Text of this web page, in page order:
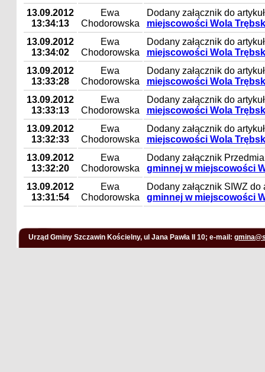
13.09.2012
13:34:13
Ewa
Chodorowska
Dodany załącznik do
miejscowości Wola
13.09.2012
13:34:02
Ewa
Chodorowska
Dodany załącznik do
miejscowości Wola
13.09.2012
13:33:28
Ewa
Chodorowska
Dodany załącznik do
miejscowości Wola
13.09.2012
13:33:13
Ewa
Chodorowska
Dodany załącznik do
miejscowości Wola
13.09.2012
13:32:33
Ewa
Chodorowska
Dodany załącznik do
miejscowości Wola
13.09.2012
13:32:20
Ewa
Chodorowska
Dodany załącznik
gminnej w miejscowości
13.09.2012
13:31:54
Ewa
Chodorowska
Dodany załącznik SIWZ do
gminnej w miejscowości
Urząd Gminy Szczawin Kościelny, ul Jana Pawła II 10; e-mail: